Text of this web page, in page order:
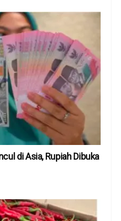
di Asia, Rupiah Dibuka